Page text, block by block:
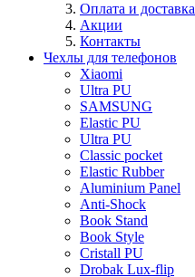
Оплата и доставка
Акции
Контакты
Чехлы для телефонов
Xiaomi
Ultra PU
SAMSUNG
Elastic PU
Ultra PU
Classic pocket
Elastic Rubber
Aluminium Panel
Anti-Shock
Book Stand
Book Style
Cristall PU
Drobak Lux-flip